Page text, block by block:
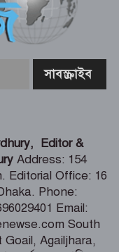
মাঝে
বীজ বিতরণ
করে যুবদল
অতঃপর
আরও ৪ শিশুর মৃত্যু
সঙ্গে বাংলাদেশ
Editor &
Address: 154
Editorial Office: 16
Phone:
Email:
South
Agailjhara,